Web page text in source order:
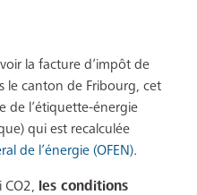
la facture d’impôt de
le canton de Fribourg, cet
de l’étiquette-énergie
qui est recalculée
de l’énergie (OFEN).
CO2, les conditions